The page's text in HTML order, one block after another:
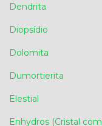
Dendrita
Diopsídio
Dolomita
Dumortierita
Elestial
Enhydros (Cristal com